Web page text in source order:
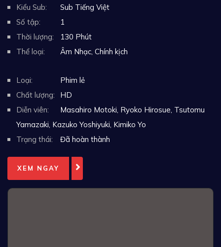
Kiểu Sub:
Sub Tiếng Việt
Số tập:
1
Thời lượng:
130 Phút
Thể loại:
Âm Nhạc, Chính kịch
Loại:
Phim lẻ
Chất lượng:
HD
Diễn viên:
Masahiro Motoki, Ryoko Hirosue, Tsutomu
Yamazaki, Kazuko Yoshiyuki, Kimiko Yo
Trạng thái:
Đã hoàn thành
XEM NGAY